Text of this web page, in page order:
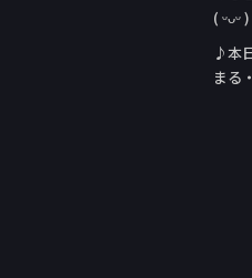
( ᵕᴗᵕ )
♪本
まる